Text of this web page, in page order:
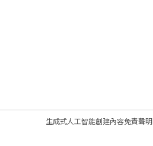
生成式人工智能創建內容免責聲明